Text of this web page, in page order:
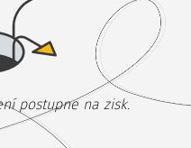
postupne na zisk.